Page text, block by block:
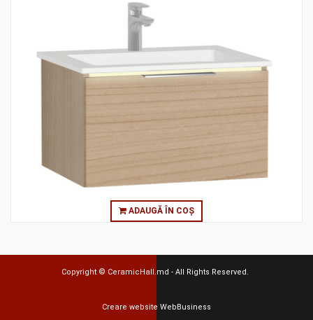
ADAUGĂ ÎN COȘ
Copyright © CeramicHall.md - All Rights Reserved.
Creare website WebBusiness